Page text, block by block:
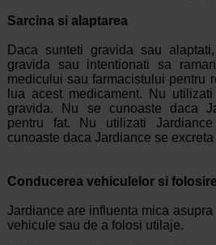
Sarcina si alaptarea
Daca sunteti gravida sau
gravida sau intentionati sa
medicului sau farmacistului pentru
lua acest medicament. Nu
gravida. Nu se cunoaste daca
pentru fat. Nu utilizati
cunoaste daca Jardiance se
Conducerea vehiculelor si
Jardiance are influenta mica
vehicule sau de a folosi utilaje.